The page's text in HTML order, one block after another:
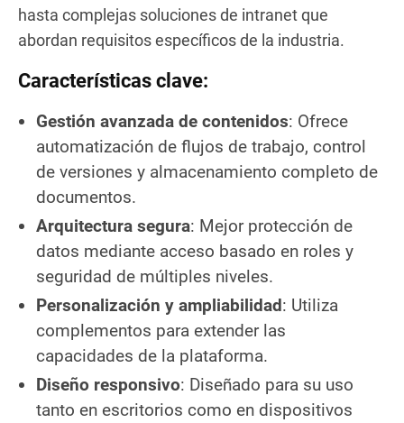
hasta complejas soluciones de intranet que
abordan requisitos específicos de la industria.
Características clave:
Gestión avanzada de contenidos: Ofrece
automatización de flujos de trabajo, control
de versiones y almacenamiento completo de
documentos.
Arquitectura segura: Mejor protección de
datos mediante acceso basado en roles y
seguridad de múltiples niveles.
Personalización y ampliabilidad: Utiliza
complementos para extender las
capacidades de la plataforma.
Diseño responsivo: Diseñado para su uso
tanto en escritorios como en dispositivos